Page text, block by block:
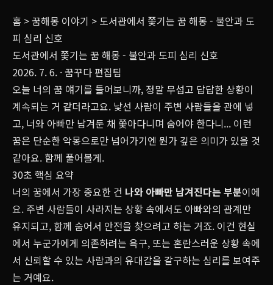
홈 >꿈해몽 이야기 > 도서관에서 쫓기는 꿈 해몽 - 불안과 도
피 심리 신호
도서관에서 쫓기는 꿈 해몽 - 불안과 도피 심리 신호
2026. 7. 6. · 꿈꾸다 편집팀
오늘 너의 꿈 얘기를 들어보니까, 정말 무섭고 답답한 상황이
계속되는 거 같더라고요. 낯선 사람이 주변 사람들을 관에 넣
고, 너와 아빠만 남겨둔 채 쫓아다니며 숨어야 한다니... 이런
꿈은 단순한 악몽으로만 넘어가기엔 뭔가 깊은 의미가 있을 것
같아요. 함께 풀어볼게.
30초 핵심 요약
너의 꿈에서 가장 중요한 건 나와 아빠만 남겨진다는 부분이에
요. 주변 사람들이 사라지는 상황 속에서도 아빠와의 관계만
유지되고, 함께 숨어서 안전을 찾으려고 하는 거죠. 이건 현실
에서 누군가에게 의존하려는 욕구, 또는 혼란스러운 상황 속에
서 신뢰할 수 있는 사람과의 유대감을 갈구하는 심리를 보여주
는 거예요.